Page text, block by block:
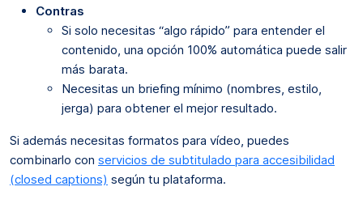
Contras
Si solo necesitas “algo rápido” para entender el
contenido, una opción 100% automática puede salir
más barata.
Necesitas un briefing mínimo (nombres, estilo,
jerga) para obtener el mejor resultado.
Si además necesitas formatos para vídeo, puedes
combinarlo con servicios de subtitulado para accesibilidad
(closed captions) según tu plataforma.